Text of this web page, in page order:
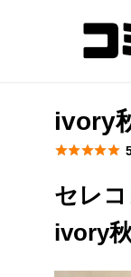
ivory

セレ
ivory